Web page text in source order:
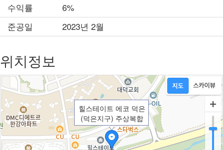
수익률
6%
준공일
2023년 2월
위치정보
힐스테이트 에코 덕은
(덕은지구) 주상복합